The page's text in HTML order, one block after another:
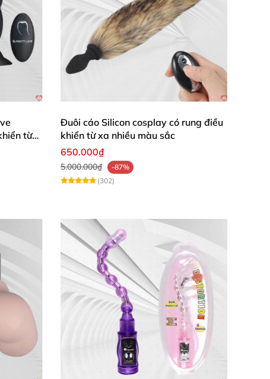
từ
Đuôi cáo Silicon cosplay có rung điều
khiển từ xa nhiều màu sắc
650.000₫
5.000.000₫
-87%
(302)